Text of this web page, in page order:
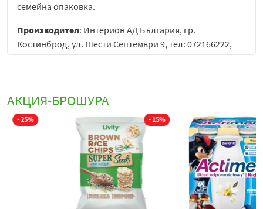
семейна опаковка.
Производител: Интерион АД България, гр.
Костинброд, ул. Шести Септември 9, тел: 072166222,
66333,www.nucrema.bg.
АКЦИЯ-БРОШУРА
- 17% - 35%